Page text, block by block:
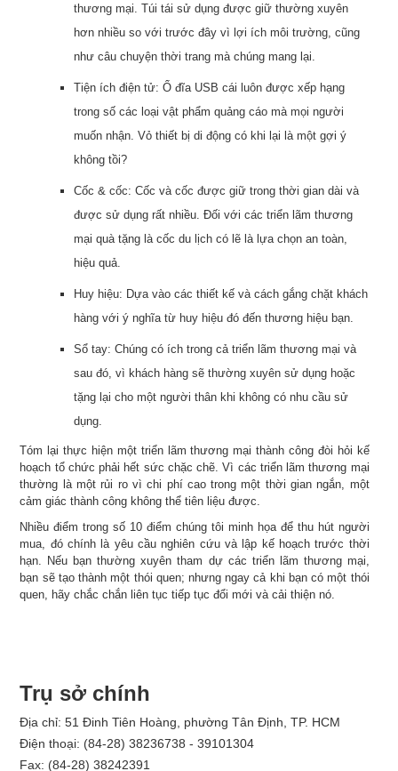
thương mại. Túi tái sử dụng được giữ thường xuyên
hơn nhiều so với trước đây vì lợi ích môi trường, cũng
như câu chuyện thời trang mà chúng mang lại.
Tiện ích điện tử: Ổ đĩa USB cái luôn được xếp hạng
trong số các loại vật phẩm quảng cáo mà mọi người
muốn nhận. Vỏ thiết bị di động có khi lại là một gợi ý
không tồi?
Cốc & cốc: Cốc và cốc được giữ trong thời gian dài và
được sử dụng rất nhiều. Đối với các triển lãm thương
mại quà tặng là cốc du lịch có lẽ là lựa chọn an toàn,
hiệu quả.
Huy hiệu: Dựa vào các thiết kế và cách gắng chặt khách
hàng với ý nghĩa từ huy hiệu đó đến thương hiệu bạn.
Sổ tay: Chúng có ích trong cả triển lãm thương mại và
sau đó, vì khách hàng sẽ thường xuyên sử dụng hoặc
tặng lại cho một người thân khi không có nhu cầu sử
dụng.
Tóm lại thực hiện một triển lãm thương mại thành công đòi hỏi kế
hoạch tổ chức phải hết sức chặc chẽ. Vì các triển lãm thương mại
thường là một rủi ro vì chi phí cao trong một thời gian ngắn, một
cảm giác thành công không thể tiên liệu được.
Nhiều điểm trong số 10 điểm chúng tôi minh họa để thu hút người
mua, đó chính là yêu cầu nghiên cứu và lập kế hoạch trước thời
hạn. Nếu bạn thường xuyên tham dự các triển lãm thương mại,
bạn sẽ tạo thành một thói quen; nhưng ngay cả khi bạn có một thói
quen, hãy chắc chắn liên tục tiếp tục đổi mới và cải thiện nó.
Trụ sở chính
Địa chỉ: 51 Đinh Tiên Hoàng, phường Tân Định, TP. HCM
Điện thoại: (84-28) 38236738 - 39101304
Fax: (84-28) 38242391